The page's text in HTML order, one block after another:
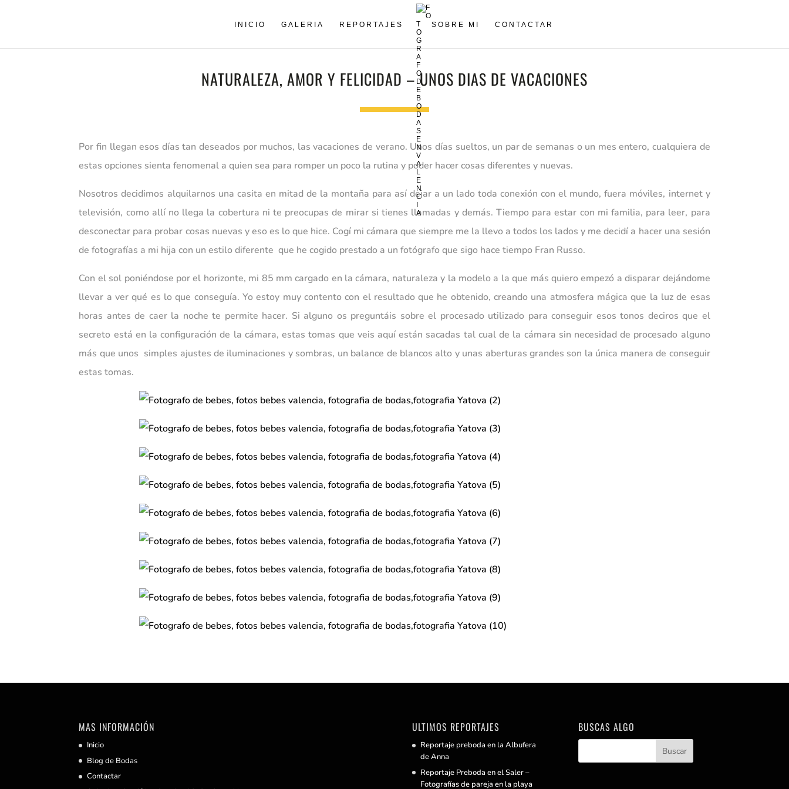
INICIO GALERIA REPORTAJES SOBRE MI CONTACTAR
NATURALEZA, AMOR Y FELICIDAD – UNOS DIAS DE VACACIONES
Por fin llegan esos días tan deseados por muchos, las vacaciones de verano. Unos días sueltos, un par de semanas o un mes entero, cualquiera de
estas opciones sienta fenomenal a quien sea para romper un poco la rutina y poder hacer cosas diferentes y nuevas.
Nosotros decidimos alquilarnos una casita en mitad de la montaña para así dejar a un lado toda conexión con el mundo, fuera móviles, internet y
televisión, como allí no llega la cobertura ni te preocupas de mirar si tienes llamadas y demás. Tiempo para estar con mi familia, para leer, para
desconectar para probar cosas nuevas y eso es lo que hice. Cogí mi cámara que siempre me la llevo a todos los lados y me decidí a hacer una sesión
de fotografías a mi hija con un estilo diferente que he cogido prestado a un fotógrafo que sigo hace tiempo Fran Russo.
Con el sol poniéndose por el horizonte, mi 85 mm cargado en la cámara, naturaleza y la modelo a la que más quiero empezó a disparar dejándome
llevar a ver qué es lo que conseguía. Yo estoy muy contento con el resultado que he obtenido, creando una atmosfera mágica que la luz de esas
horas antes de caer la noche te permite hacer. Si alguno os preguntáis sobre el procesado utilizado para conseguir esos tonos deciros que el
secreto está en la configuración de la cámara, estas tomas que veis aquí están sacadas tal cual de la cámara sin necesidad de procesado alguno
más que unos simples ajustes de iluminaciones y sombras, un balance de blancos alto y unas aberturas grandes son la única manera de conseguir
estas tomas.
MAS INFORMACIÓN
Inicio
Blog de Bodas
Contactar
ULTIMOS REPORTAJES
Reportaje preboda en la Albufera
de Anna
Reportaje Preboda en el Saler –
Fotografías de pareja en la playa
BUSCAS ALGO